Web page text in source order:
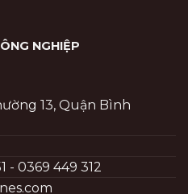
NGHIỆP
13, Quận Bình
- 0369 449 312